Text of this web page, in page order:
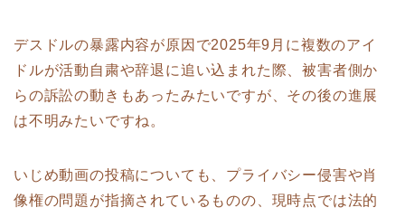
デスドルの暴露内容が原因で2025年9月に複数のアイ
ドルが活動自粛や辞退に追い込まれた際、被害者側か
らの訴訟の動きもあったみたいですが、その後の進展
は不明みたいですね。
いじめ動画の投稿についても、プライバシー侵害や肖
像権の問題が指摘されているものの、現時点では法的